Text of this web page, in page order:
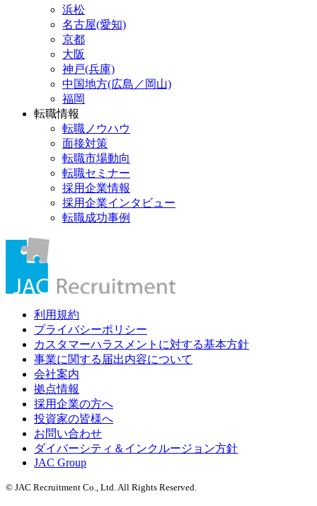
浜松
名古屋(愛知)
京都
大阪
神戸(兵庫)
中国地方(広島／岡山)
福岡
転職情報
転職ノウハウ
面接対策
転職市場動向
転職セミナー
採用企業情報
採用企業インタビュー
転職成功事例
利用規約
プライバシーポリシー
カスタマーハラスメントに対する基本方針
事業に関する届出内容について
会社案内
拠点情報
採用企業の方へ
投資家の皆様へ
お問い合わせ
ダイバーシティ＆インクルージョン方針
JAC Group
© JAC Recruitment Co., Ltd. All Rights Reserved.